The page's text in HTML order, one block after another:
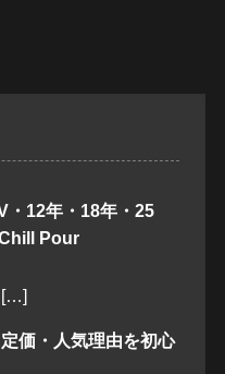
・12年・18年・25
Pour
[…]
価・人気理由を初心